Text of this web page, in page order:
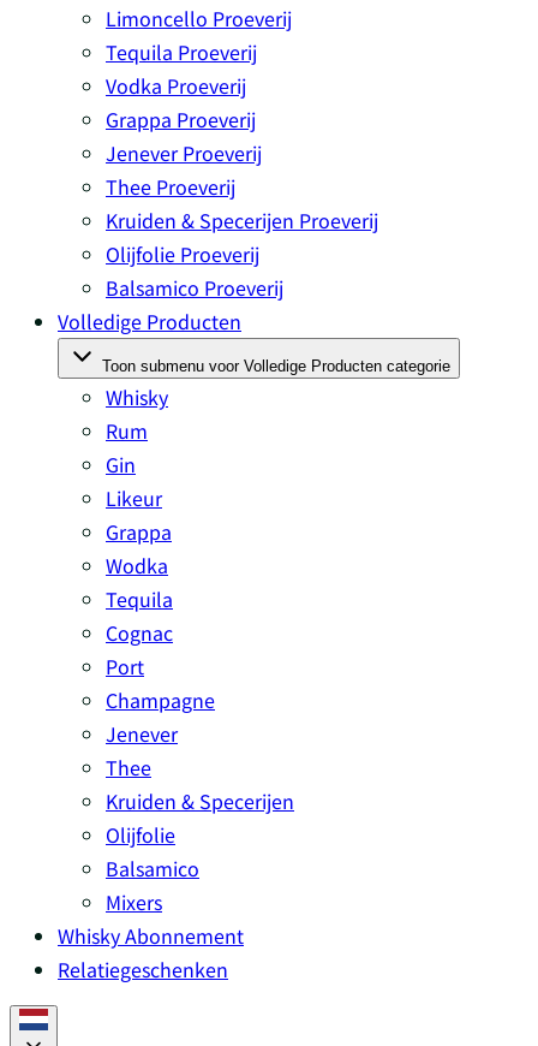
Limoncello Proeverij
Tequila Proeverij
Vodka Proeverij
Grappa Proeverij
Jenever Proeverij
Thee Proeverij
Kruiden & Specerijen Proeverij
Olijfolie Proeverij
Balsamico Proeverij
Volledige Producten
Toon submenu voor Volledige Producten categorie
Whisky
Rum
Gin
Likeur
Grappa
Wodka
Tequila
Cognac
Port
Champagne
Jenever
Thee
Kruiden & Specerijen
Olijfolie
Balsamico
Mixers
Whisky Abonnement
Relatiegeschenken